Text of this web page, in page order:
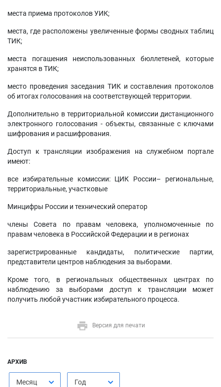
места приема протоколов УИК;
места, где расположены увеличенные формы сводных таблиц
ТИК;
места погашения неиспользованных бюллетеней, которые
хранятся в ТИК;
место проведения заседания ТИК и составления протоколов
об итогах голосования на соответствующей территории.
Дополнительно в территориальной комиссии дистанционного
электронного голосования - объекты, связанные с ключами
шифрования и расшифрования.
Доступ к трансляции изображения на служебном портале
имеют:
все избирательные комиссии: ЦИК России– региональные,
территориальные, участковые
Минцифры России и технический оператор
члены Совета по правам человека, уполномоченные по
правам человека в Российской Федерации и в регионах
зарегистрированные кандидаты, политические партии,
представители центров наблюдения за выборами.
Кроме того, в региональных общественных центрах по
наблюдению за выборами доступ к трансляции может
получить любой участник избирательного процесса.
Версия для печати
АРХИВ
Месяц Год